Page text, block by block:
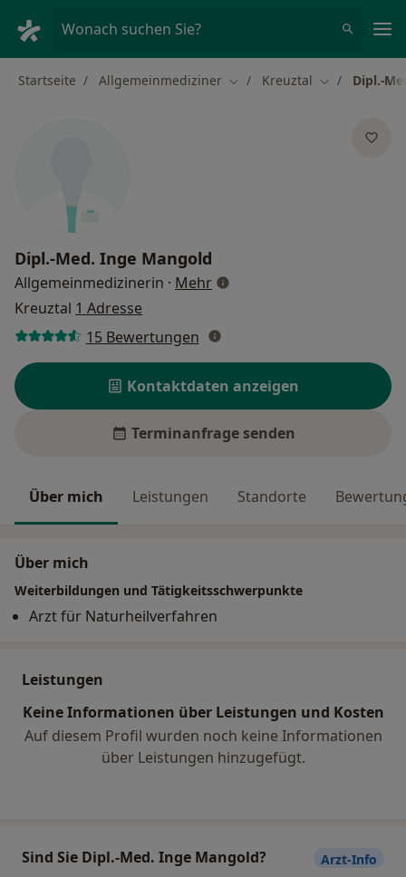
Wonach suchen Sie?
Startseite Allgemeinmediziner Stadt ändern
Kreuztal Stadt ändern
Dipl.-
Dipl.-Med. Inge Mangold
Allgemeinmedizinerin · Mehrüber Spezialisierungen
Kreuztal 1 Adresse
15 Bewertungen
Kontaktdaten anzeigen
Terminanfrage senden
Über mich Leistungen Standorte
Über mich
Weiterbildungen und Tätigkeitsschwerpunkte
Arzt für Naturheilverfahren
Leistungen
Keine Informationen über Leistungen und Kosten
Auf diesem Profil wurden noch keine Informationen
über Leistungen hinzugefügt.
Sind Sie Dipl.-Med. Inge Mangold? Arzt-Info